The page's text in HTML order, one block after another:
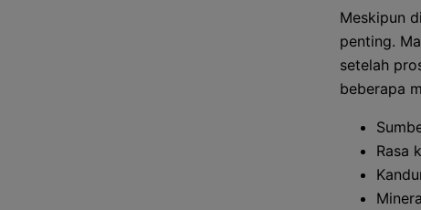
Meskipun
penting.
setelah
beberapa
Rasa